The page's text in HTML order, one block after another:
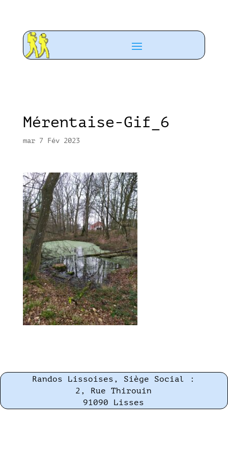
Mérentaise-Gif_6
mar 7 Fév 2023
Randos Lissoises, Siège Social :
2, Rue Thirouin
91090 Lisses